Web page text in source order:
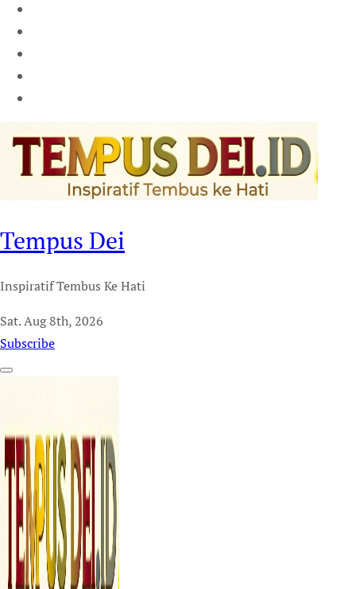
Tempus Dei
Inspiratif Tembus Ke Hati
Sat. Aug 8th, 2026
Subscribe